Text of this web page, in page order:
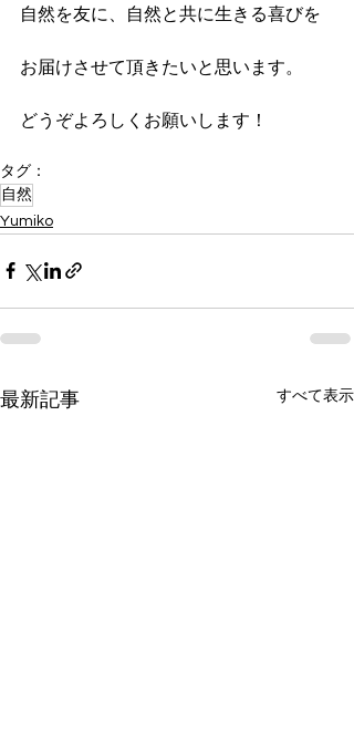
自然を友に、自然と共に生きる喜びを
お届けさせて頂きたいと思います。
どうぞよろしくお願いします！
タグ：
自然
Yumiko
最新記事 すべて表示